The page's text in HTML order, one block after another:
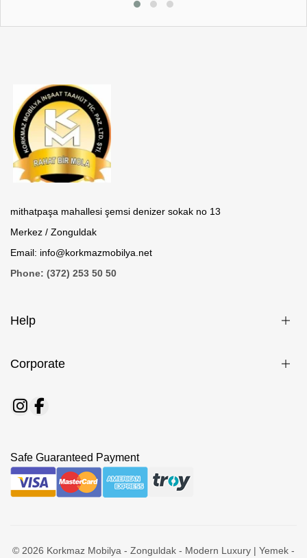
mithatpaşa mahallesi şemsi denizer sokak no 13
Merkez / Zonguldak
Email: info@korkmazmobilya.net
Phone: (372) 253 50 50
Help
Corporate
Safe Guaranteed Payment
© 2026 Korkmaz Mobilya - Zonguldak - Modern Luxury | Yemek -